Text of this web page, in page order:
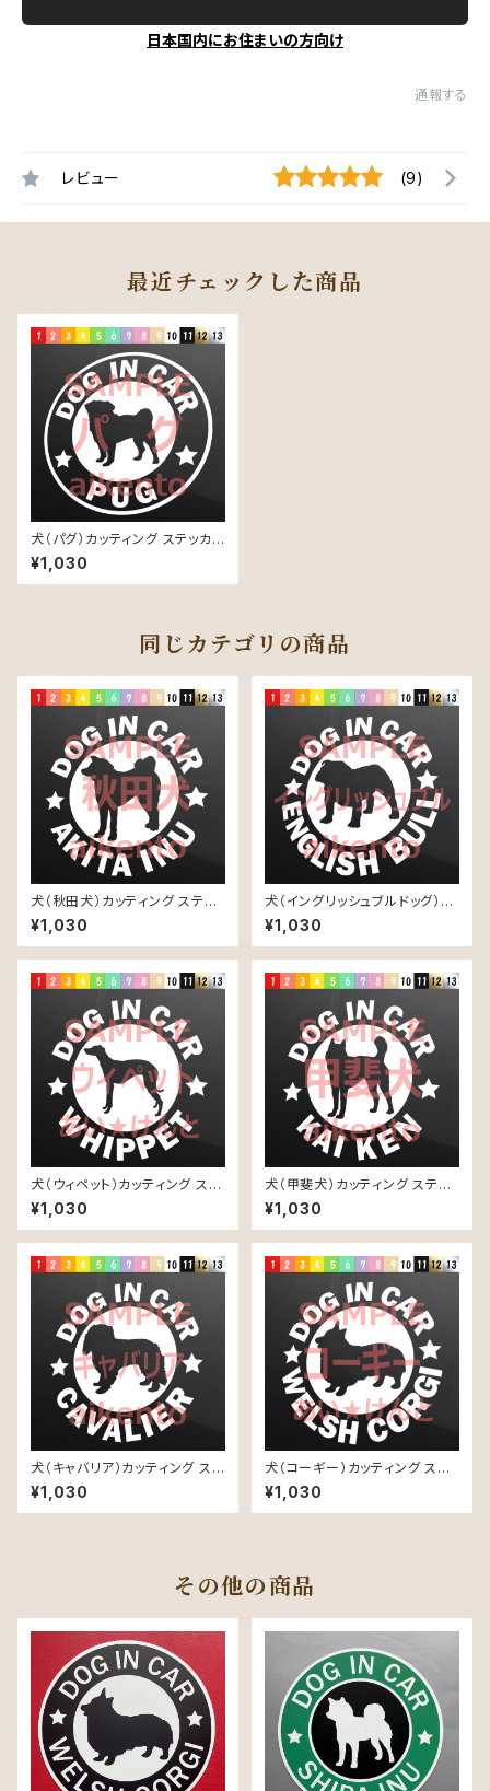
日本国内にお住まいの方向け
通報する
レビュー (9)
最近チェックした商品
犬（パグ）カッティング ステッカ
ー 防水 車用
¥1,030
同じカテゴリの商品
犬（秋田犬）カッティング ステッ
カー 防水 車用
¥1,030
犬（イングリッシュブルドッグ）カ
ッティング ステッカー 防水 車用
¥1,030
犬（ウィペット）カッティング ステ
ッカー 防水 車用
¥1,030
犬（甲斐犬）カッティング ステッ
カー 防水 車用
¥1,030
犬（キャバリア）カッティング ステ
ッカー 防水 車用
¥1,030
犬（コーギー）カッティング ステ
ッカー 防水 車用
¥1,030
その他の商品